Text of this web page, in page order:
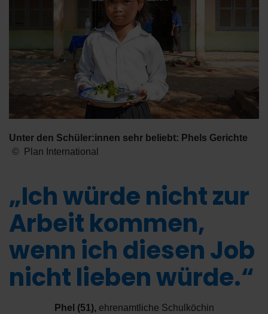
Unter den Schüler:innen sehr beliebt: Phels Gerichte
Plan International
„Ich würde nicht zur
Arbeit kommen,
wenn ich diesen Job
nicht lieben würde.“
Phel (51), ehrenamtliche Schulköchin